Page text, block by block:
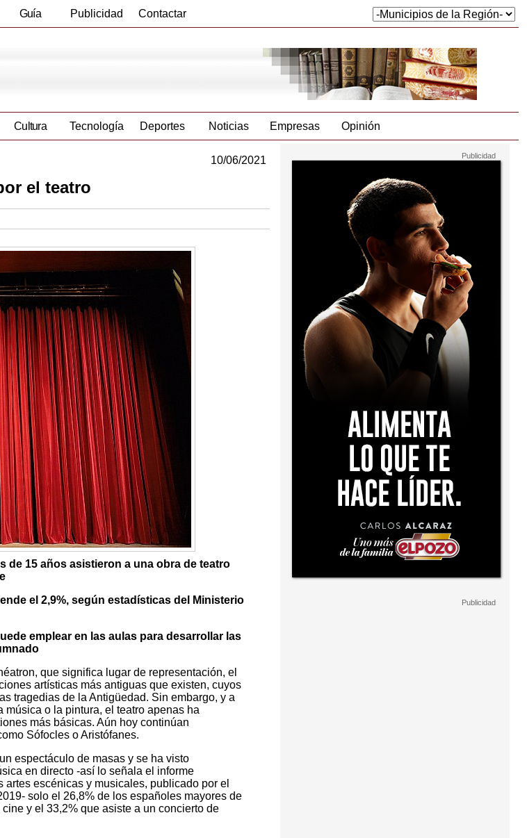
Guía Publicidad Contactar
Cultura Tecnología Deportes Noticias Empresas Opinión
10/06/2021
el teatro
de 15 años asistieron a una obra de teatro
el 2,9%, según estadísticas del Ministerio
emplear en las aulas para desarrollar las
que significa lugar de representación, el
artísticas más antiguas que existen, cuyos
tragedias de la Antigüedad. Sin embargo, y a
o la pintura, el teatro apenas ha
más básicas. Aún hoy continúan
Sófocles o Aristófanes.
espectáculo de masas y se ha visto
en directo -así lo señala el informe
escénicas y musicales, publicado por el
solo el 26,8% de los españoles mayores de
y el 33,2% que asiste a un concierto de